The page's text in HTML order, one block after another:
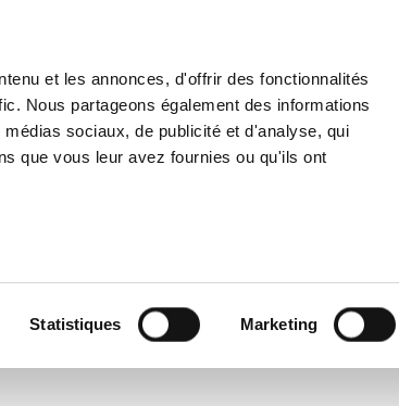
et les annonces, d'offrir des fonctionnalités
Nous partageons également des informations
sociaux, de publicité et d'analyse, qui
que vous leur avez fournies ou qu'ils ont
Statistiques Marketing